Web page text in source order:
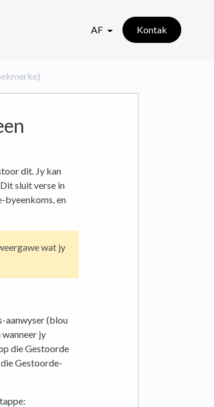
AF Kontak
dit. Jy kan
sluit verse in
byeenkoms, en
wat jy
aanwyser (blou
jy
die Gestoorde
Gestoorde-